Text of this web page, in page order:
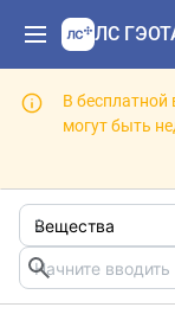
ЛС
В
могут быть